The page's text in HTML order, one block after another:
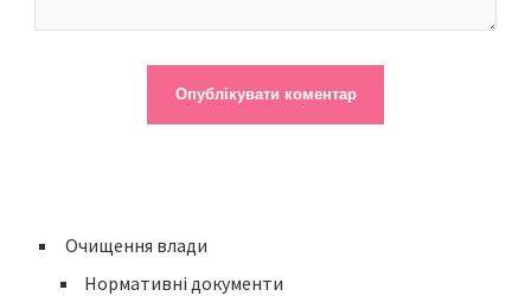
Очищення влади
Нормативні документи